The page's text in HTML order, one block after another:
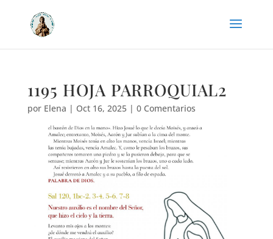
1195 HOJA PARROQUIAL2
por Elena | Oct 16, 2025| 0 Comentarios